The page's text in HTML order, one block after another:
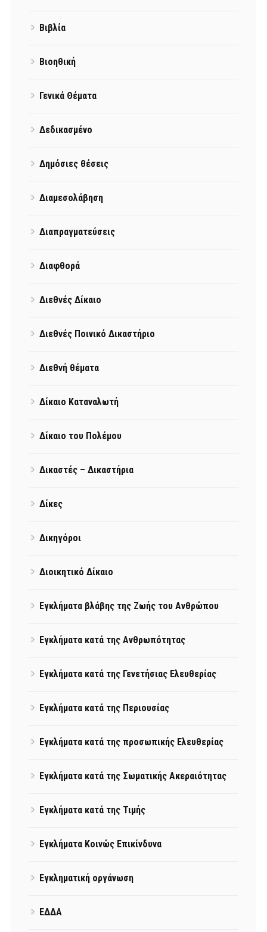
Βιβλία
Βιοηθική
Γενικά Θέματα
Δεδικασμένο
Δημόσιες θέσεις
Διαμεσολάβηση
Διαπραγματεύσεις
Διαφθορά
Διεθνές Δίκαιο
Διεθνές Ποινικό Δικαστήριο
Διεθνή θέματα
Δίκαιο Καταναλωτή
Δίκαιο του Πολέμου
Δικαστές – Δικαστήρια
Δίκες
Δικηγόροι
Διοικητικό Δίκαιο
Εγκλήματα βλάβης της Ζωής του Ανθρώπου
Εγκλήματα κατά της Ανθρωπότητας
Εγκλήματα κατά της Γενετήσιας Ελευθερίας
Εγκλήματα κατά της Περιουσίας
Εγκλήματα κατά της προσωπικής Ελευθερίας
Εγκλήματα κατά της Σωματικής Ακεραιότητας
Εγκλήματα κατά της Τιμής
Εγκλήματα Κοινώς Επικίνδυνα
Εγκληματική οργάνωση
ΕΔΔΑ